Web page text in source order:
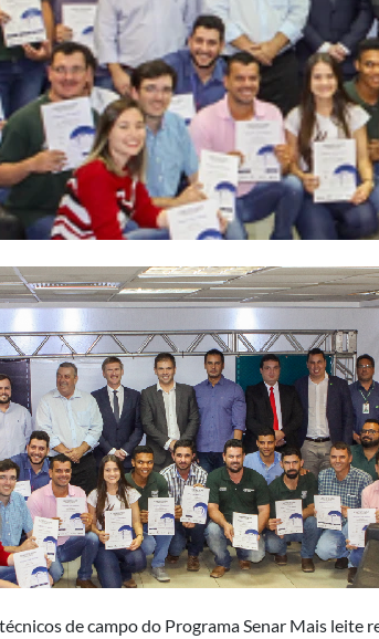
de campo do Programa Senar Mais